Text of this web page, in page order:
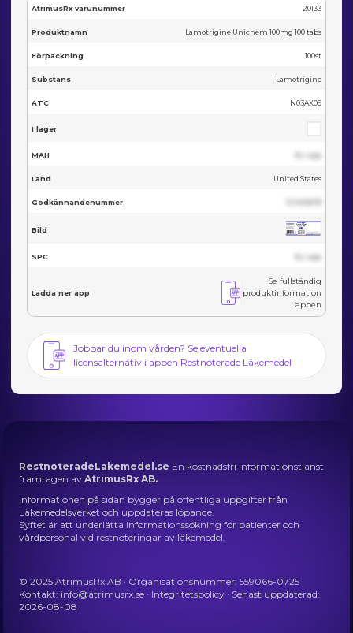
AtrimusRx varunummer 20133
Produktnamn Lamotrigine Unichem 100mg 100 tabs
Förpackning 100st
Substans Lamotrigine
ATC N03AX09
I lager
MAH Se i app
Land United States
Godkännandenummer
Bild
SPC Se i app
Ladda ner app
Se fullständig
produktinformation
i appen
Jobbar du inom vården? Se eventuella
licensalternativ i appen Restnoterade Läkemedel
RestnoteradeLakemedel.se En kostnadsfri informationstjänst
framtagen avAtrimusRx AB.
Informationen på sidan bygger på offentliga uppgifter från
Läkemedelsverket och uppdateras löpande.
Syftet är att underlätta informationssökning för patienter och
vårdpersonal vid restnoteringar av läkemedel.
© 2025 AtrimusRx AB · Organisationsnummer: 559066-0725
Kontakt: info@atrimusrx.se · Integritetspolicy · Senast uppdaterad:
2026-08-08